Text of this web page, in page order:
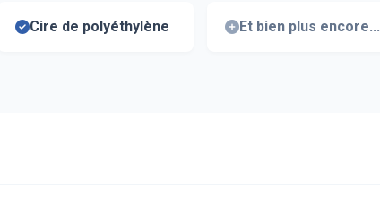
Cire de polyéthylène Et bien plus encore...